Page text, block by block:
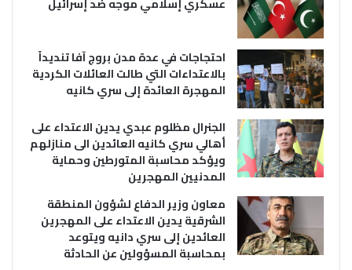
عسكري إسلامي موجه ضد إسرائيل
احتجاجات في عدة مدن بروج آفا تنديداً
بالاعتداءات التي طالت العائلات الكردية
المهجرة العائدة إلى سري كانيه
الجنرال مظلوم عبدي يدين الاعتداء على
أهالي سري كانيه العائدين الى منازلهم
ويؤكد محاسبة المتورطين وحماية
المدنيين المهجرين
معاون وزير الدفاع لشؤون المنطقة
الشرقية يدين الاعتداء على المهجرين
العائدين إلى سري دانيه ويتوعد
بمحاسبة المسؤولين عن الحادثة